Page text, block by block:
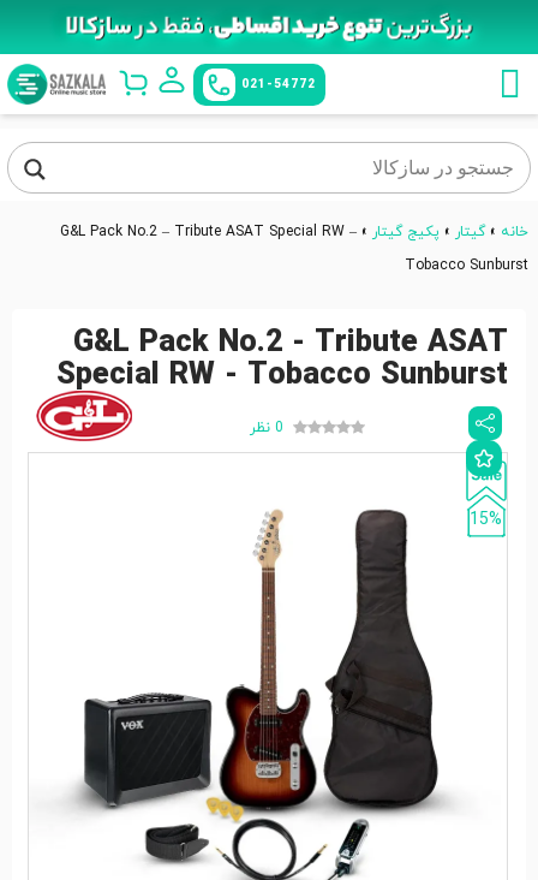
021-54772
خانه »گیتار » پکیج گیتار »
G&L Pack No.2 – Tribute ASAT Special RW –
Tobacco Sunburst
G&L Pack No.2 - Tribute ASAT
Special RW - Tobacco Sunburst
0 نظر
15%